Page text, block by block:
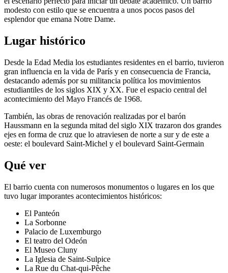
modesto con estilo que se encuentra a unos pocos pasos del
esplendor que emana Notre Dame.
Lugar histórico
Desde la Edad Media los estudiantes residentes en el barrio, tuvieron
gran influencia en la vida de París y en consecuencia de Francia,
destacando además por su militancia política los movimientos
estudiantiles de los siglos XIX y XX. Fue el espacio central del
acontecimiento del Mayo Francés de 1968.
También, las obras de renovación realizadas por el barón
Haussmann en la segunda mitad del siglo XIX trazaron dos grandes
ejes en forma de cruz que lo atraviesen de norte a sur y de este a
oeste: el boulevard Saint-Michel y el boulevard Saint-Germain
Qué ver
El barrio cuenta con numerosos monumentos o lugares en los que
tuvo lugar imporantes acontecimientos históricos:
El Panteón
La Sorbonne
Palacio de Luxemburgo
El teatro del Odeón
El Museo Cluny
La Iglesia de Saint-Sulpice
La Rue du Chat-qui-Pêche